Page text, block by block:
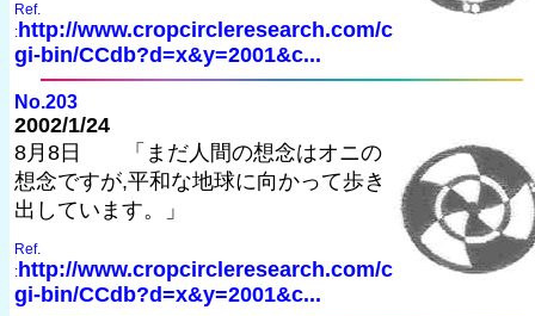
Ref.
: http://www.cropcircleresearch.com/c
gi-bin/CCdb?d=x&y=2001&c...
No.203
2002/1/24
8月8日 「まだ人間の想念はオニの
想念ですが,平和な地球に向かって歩き
出しています。」
Ref.
: http://www.cropcircleresearch.com/c
gi-bin/CCdb?d=x&y=2001&c...